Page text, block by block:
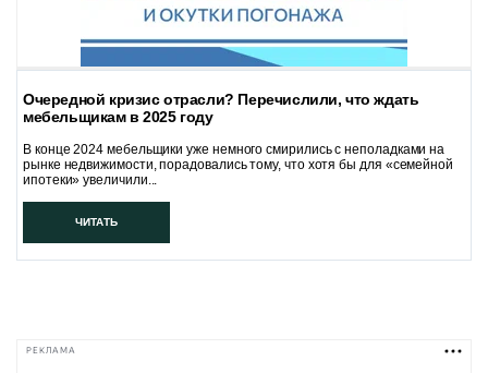
Очередной кризис отрасли? Перечислили, что ждать
мебельщикам в 2025 году
В конце 2024 мебельщики уже немного смирились с неполадками на
рынке недвижимости, порадовались тому, что хотя бы для «семейной
ипотеки» увеличили...
ЧИТАТЬ
РЕКЛАМА